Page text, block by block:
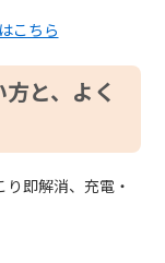
こちら
と、よく
り即解消、充電・